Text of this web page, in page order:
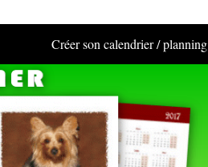
Créer son calendrier / planning